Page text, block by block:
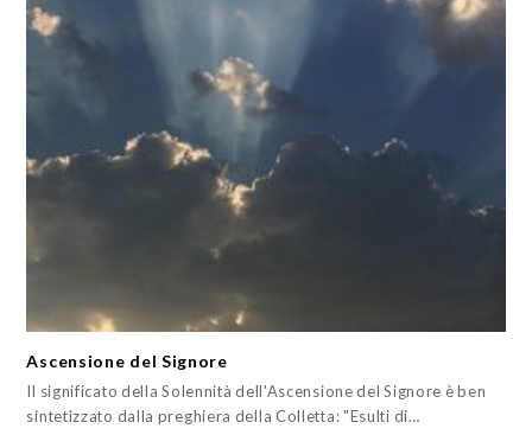
Ascensione del Signore
Il significato della Solennità dell'Ascensione del Signore è ben
sintetizzato dalla preghiera della Colletta: "Esulti di…